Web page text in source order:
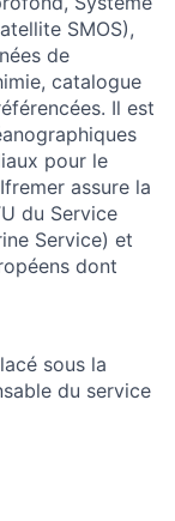
SMOS),
de
catalogue
Il est
pour le
assure la
du Service
Service) et
dont
sous la
du service